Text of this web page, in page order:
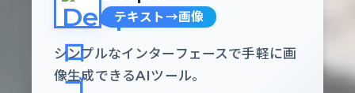
テキスト→画像
シンプルなインターフェースで手軽に画
像生成できるAIツール。